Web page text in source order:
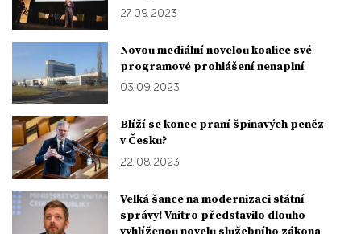
27. 09. 2023
Novou mediální novelou koalice své
programové prohlášení nenaplní
03. 09. 2023
Blíží se konec praní špinavých peněz
v Česku?
22. 08. 2023
Velká šance na modernizaci státní
správy! Vnitro představilo dlouho
vyhlíženou novelu služebního zákona